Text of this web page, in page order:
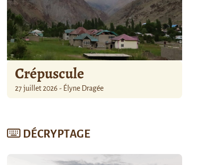
Crépuscule
27 juillet 2026 - Élyne Dragée
DÉCRYPTAGE